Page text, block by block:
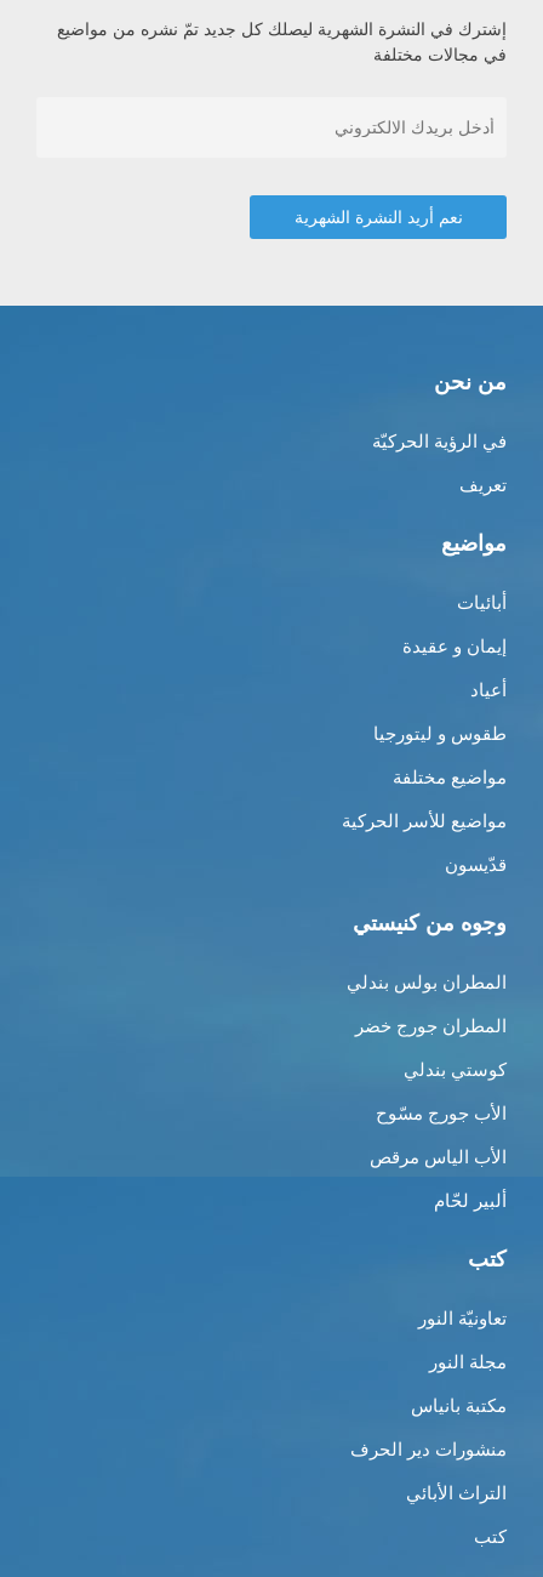
إشترك في النشرة الشهرية ليصلك كل جديد تمّ نشره من مواضيع
في مجالات مختلفة
من نحن
في الرؤية الحركيّة
تعريف
مواضيع
أبائيات
إيمان و عقيدة
أعياد
طقوس و ليتورجيا
مواضيع مختلفة
مواضيع للأسر الحركية
قدّيسون
وجوه من كنيستي
المطران بولس بندلي
المطران جورج خضر
كوستي بندلي
الأب جورج مسّوح
الأب الياس مرقص
ألبير لحّام
كتب
تعاونيّة النور
مجلة النور
مكتبة بانياس
منشورات دير الحرف
التراث الأبائي
كتب